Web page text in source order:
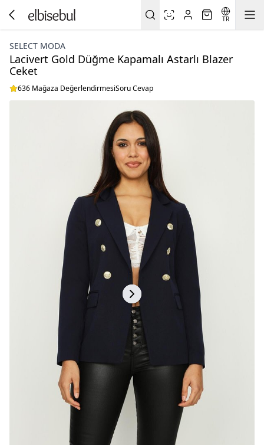
TR
SELECT MODA
Lacivert Gold Düğme Kapamalı Astarlı Blazer
Ceket
636 Mağaza DeğerlendirmesiSoru Cevap